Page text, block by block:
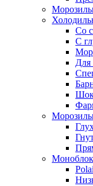
Со
С
Для